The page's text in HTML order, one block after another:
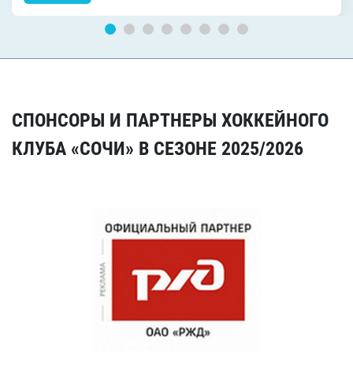
СПОНСОРЫ И ПАРТНЕРЫ ХОККЕЙНОГО
КЛУБА «СОЧИ» В СЕЗОНЕ 2025/2026